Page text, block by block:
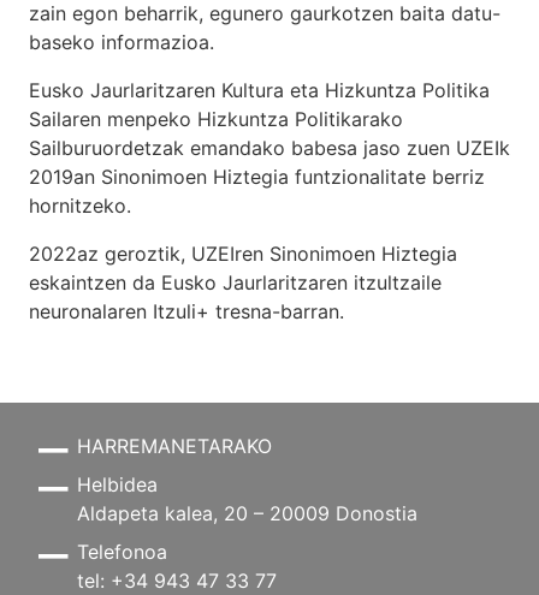
zain egon beharrik, egunero gaurkotzen baita datu-
baseko informazioa.
Eusko Jaurlaritzaren Kultura eta Hizkuntza Politika
Sailaren menpeko Hizkuntza Politikarako
Sailburuordetzak emandako babesa jaso zuen UZEIk
2019an Sinonimoen Hiztegia funtzionalitate berriz
hornitzeko.
2022az geroztik, UZEIren Sinonimoen Hiztegia
eskaintzen da Eusko Jaurlaritzaren itzultzaile
neuronalaren Itzuli+ tresna-barran.
HARREMANETARAKO
Helbidea
Aldapeta kalea, 20 – 20009 Donostia
Telefonoa
tel: +34 943 47 33 77